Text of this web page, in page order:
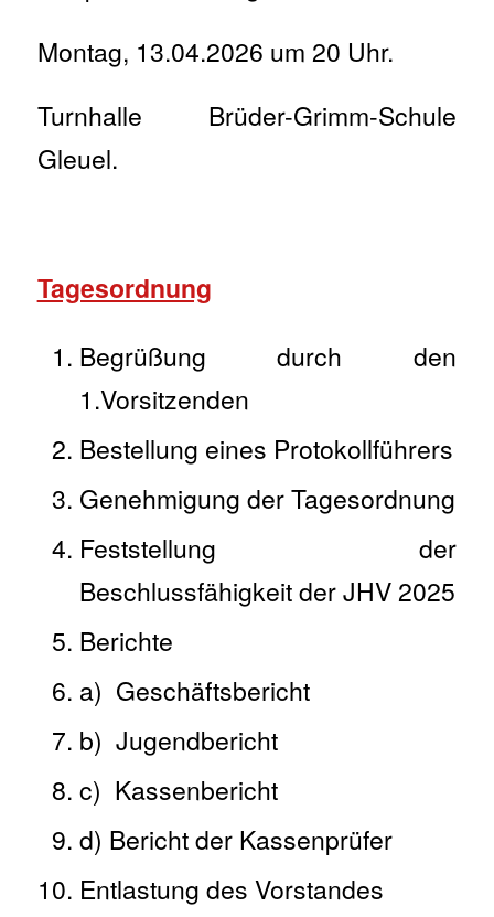
Montag, 13.04.2026 um 20 Uhr.
Turnhalle Brüder-Grimm-Schule
Gleuel.
Tagesordnung
Begrüßung durch den
1.Vorsitzenden
Bestellung eines Protokollführers
Genehmigung der Tagesordnung
Feststellung der
Beschlussfähigkeit der JHV 2025
Berichte
a) Geschäftsbericht
b) Jugendbericht
c) Kassenbericht
d) Bericht der Kassenprüfer
Entlastung des Vorstandes